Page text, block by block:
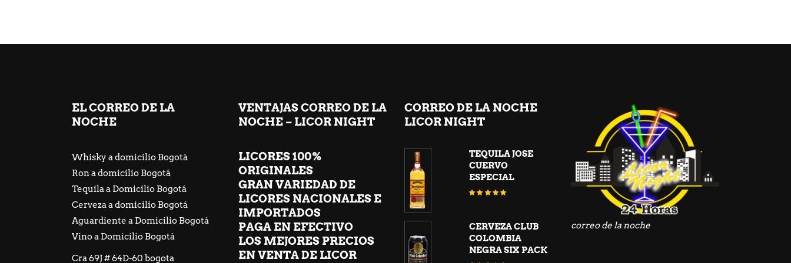
EL CORREO DE LA
NOCHE
Whisky a domicilio Bogotá
Ron a domicilio Bogotá
Tequila a Domicilio Bogotá
Cerveza a domicilio Bogotá
Aguardiente a Domicilio Bogotá
Vino a Domicilio Bogotá
Cra 69J # 64D-60 bogota
VENTAJAS CORREO DE LA
NOCHE – LICOR NIGHT
LICORES 100%
ORIGINALES
GRAN VARIEDAD DE
LICORES NACIONALES E
IMPORTADOS
PAGA EN EFECTIVO
LOS MEJORES PRECIOS
EN VENTA DE LICOR
CORREO DE LA NOCHE
LICOR NIGHT
TEQUILA JOSE
CUERVO
ESPECIAL
CERVEZA CLUB
COLOMBIA
NEGRA SIX PACK
correo de la noche